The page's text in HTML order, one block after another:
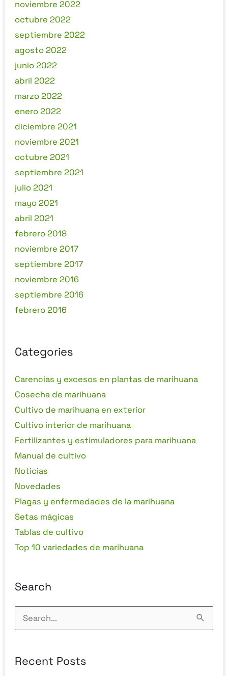
noviembre 2022
octubre 2022
septiembre 2022
agosto 2022
junio 2022
abril 2022
marzo 2022
enero 2022
diciembre 2021
noviembre 2021
octubre 2021
septiembre 2021
julio 2021
mayo 2021
abril 2021
febrero 2018
noviembre 2017
septiembre 2017
noviembre 2016
septiembre 2016
febrero 2016
Categories
Carencias y excesos en plantas de marihuana
Cosecha de marihuana
Cultivo de marihuana en exterior
Cultivo interior de marihuana
Fertilizantes y estimuladores para marihuana
Manual de cultivo
Noticias
Novedades
Plagas y enfermedades de la marihuana
Setas mágicas
Tablas de cultivo
Top 10 variedades de marihuana
Search
Buscar
Recent Posts